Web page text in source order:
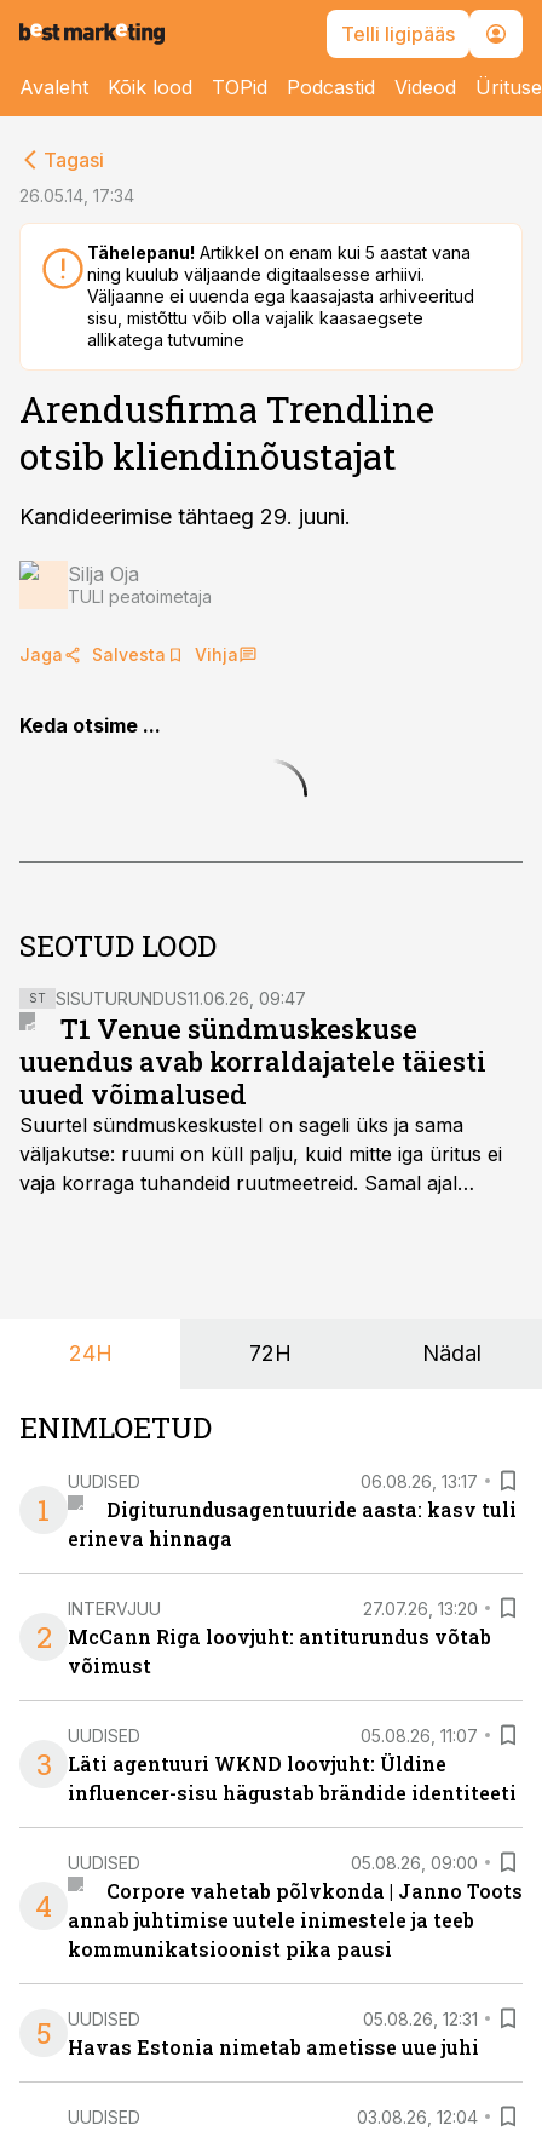
Telli ligipääs
Avaleht Kõik lood TOPid Podcastid Videod
Tagasi
26.05.14, 17:34
Tähelepanu! Artikkel on enam kui 5 aastat vana
ning kuulub väljaande digitaalsesse arhiivi.
Väljaanne ei uuenda ega kaasajasta arhiveeritud
sisu, mistõttu võib olla vajalik kaasaegsete
allikatega tutvumine
Arendusfirma Trendline
otsib kliendinõustajat
Kandideerimise tähtaeg 29. juuni.
Silja Oja
TULI peatoimetaja
Jaga Salvesta Vihja
Keda otsime ...
SEOTUD LOOD
ST SISUTURUNDUS11.06.26, 09:47
T1 Venue sündmuskeskuse
uuendus avab korraldajatele täiesti
uued võimalused
Suurtel sündmuskeskustel on sageli üks ja sama
väljakutse: ruumi on küll palju, kuid mitte iga üritus ei
vaja korraga tuhandeid ruutmeetreid. Samal ajal
nendele vajadustele vastanud uuendusega, mis pakub
24H 72H Nädal
ENIMLOETUD
1
UUDISED 06.08.26, 13:17
Digiturundusagentuuride aasta: kasv tuli
erineva hinnaga
2
INTERVJUU 27.07.26, 13:20
McCann Riga loovjuht: antiturundus võtab
võimust
3
UUDISED 05.08.26, 11:07
Läti agentuuri WKND loovjuht: Üldine
influencer-sisu hägustab brändide identiteeti
4
UUDISED 05.08.26, 09:00
Corpore vahetab põlvkonda | Janno Toots
annab juhtimise uutele inimestele ja teeb
kommunikatsioonist pika pausi
5 UUDISED 05.08.26, 12:31
Havas Estonia nimetab ametisse uue juhi
UUDISED 03.08.26, 12:04